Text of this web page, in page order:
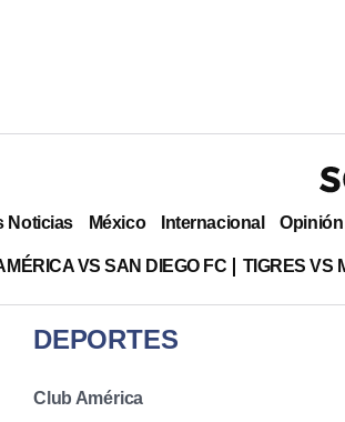
Noticias México Internacional Opinión
VS SAN DIEGO FC TIGRES VS
DEPORTES
Club América